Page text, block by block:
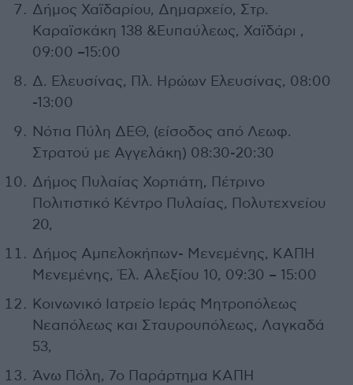
Δήμος Χαϊδαρίου, Δημαρχείο, Στρ.
Καραϊσκάκη 138 &Ευπαύλεως, Χαϊδάρι ,
09:00 –15:00
Δ. Ελευσίνας, Πλ. Ηρώων Ελευσίνας, 08:00
-13:00
Νότια Πύλη ΔΕΘ, (είσοδος από Λεωφ.
Στρατού με Αγγελάκη) 08:30-20:30
Δήμος Πυλαίας Χορτιάτη, Πέτρινο
Πολιτιστικό Κέντρο Πυλαίας, Πολυτεχνείου
20,
Δήμος Αμπελοκήπων- Μενεμένης, ΚΑΠΗ
Μενεμένης, Έλ. Αλεξίου 10, 09:30 – 15:00
Κοινωνικό Ιατρείο Ιεράς Μητροπόλεως
Νεαπόλεως και Σταυρουπόλεως, Λαγκαδά
53,
Άνω Πόλη, 7ο Παράρτημα ΚΑΠΗ